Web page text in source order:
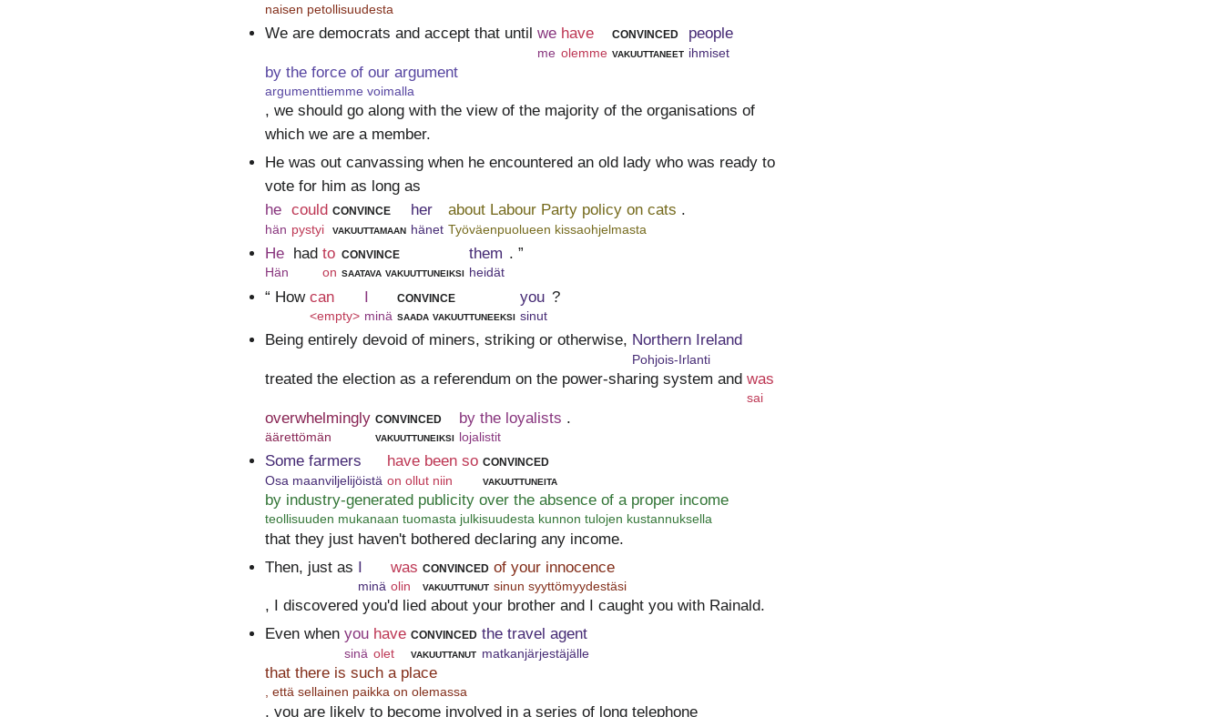
naisen petollisuudesta
We are democrats and accept that until we
me
have
olemme
convinced
vakuuttaneet
people
ihmiset
by the force of our argument
argumenttiemme voimalla
, we should go along with the view of the majority of the organisations of
which we are a member.
He was out canvassing when he encountered an old lady who was ready to
vote for him as long as
he
hän
could
pystyi
convince
vakuuttamaan
her
hänet
about Labour Party policy on cats
Työväenpuolueen kissaohjelmasta
.
He
Hän
had to
on
convince
saatava vakuuttuneiksi
them
heidät
. ”
“ How can
<empty>
I
minä
convince
saada vakuuttuneeksi
you
sinut
?
Being entirely devoid of miners, striking or otherwise, Northern Ireland
Pohjois-Irlanti
treated the election as a referendum on the power-sharing system and was
sai
overwhelmingly
äärettömän
convinced
vakuuttuneiksi
by the loyalists
lojalistit
.
Some farmers
Osa maanviljelijöistä
have been so
on ollut niin
convinced
vakuuttuneita
by industry-generated publicity over the absence of a proper income
teollisuuden mukanaan tuomasta julkisuudesta kunnon tulojen kustannuksella
that they just haven't bothered declaring any income.
Then, just as I
minä
was
olin
convinced
vakuuttunut
of your innocence
sinun syyttömyydestäsi
, I discovered you'd lied about your brother and I caught you with Rainald.
Even when you
sinä
have
olet
convinced
vakuuttanut
the travel agent
matkanjärjestäjälle
that there is such a place
, että sellainen paikka on olemassa
, you are likely to become involved in a series of long telephone